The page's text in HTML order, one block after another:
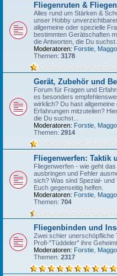
Fliegenruten &
Alles rund um Stärken &
unser Hobby
allgemeine oder spezielle
bestimmten Gerätschaften
die Antworten, die Du suchst...
Moderatoren: Forstie
Themen: 3178
Gerät, Zubehör und
Forum für Fragen und
es besonders
wirklich? Du hast
Erfahrungen mitzuteilen?
die Du suchst...
Moderatoren: Forstie
Themen: 2914
Fliegenwerfen: Taktik
Fliegenwerfen - wie geht
ausbringen und Fehler
sich? Was sind Spezial-
Euch gegenseitig helfen.
Moderatoren: Forstie
Themen: 704
Fliegenbinden und
Zwei schier unerschöpfliche
Profi-"Tüddeler" ihre
Moderatoren: Forstie
Themen: 2317